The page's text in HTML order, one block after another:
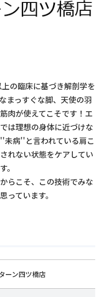
の臨床に基づき解剖学を
まっすぐな脚、天使の羽
肉が使えてこそです！エ
は理想の身体に近づけな
未病''と言われている肩こ
れない状態をケアしてい
。
らこそ、この技術でみな
っています。
ーン四ツ橋店